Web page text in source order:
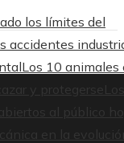
los límites del
accidentes
Los 10 animales
y protegerse Los
al público
en la